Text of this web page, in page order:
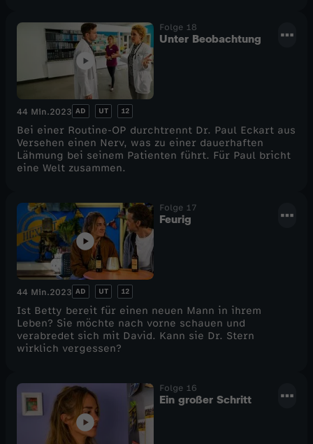
Folge 18
Unter Beobachtung
44 Min.2023 AD UT 12
Bei einer Routine-OP durchtrennt Dr. Paul Eckart aus
Versehen einen Nerv, was zu einer dauerhaften
Lähmung bei seinem Patienten führt. Für Paul bricht
eine Welt zusammen.
Folge 17
Feurig
44 Min.2023 AD UT 12
Ist Betty bereit für einen neuen Mann in ihrem
Leben? Sie möchte nach vorne schauen und
verabredet sich mit David. Kann sie Dr. Stern
wirklich vergessen?
Folge 16
Ein großer Schritt